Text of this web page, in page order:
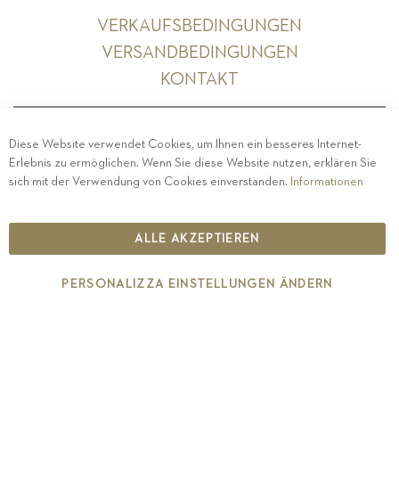
VERKAUFSBEDINGUNGEN
VERSANDBEDINGUNGEN
KONTAKT
PRIVACY-IMPRESSUM- COOKIE POLICY-
ETHISCHER KODEX
IT00126670215
Diese Website verwendet Cookies, um Ihnen ein besseres Internet-
Erlebnis zu ermöglichen. Wenn Sie diese Website nutzen, erklären Sie
sich mit der Verwendung von Cookies einverstanden. Informationen
ALLE AKZEPTIEREN
PERSONALIZZA EINSTELLUNGEN ÄNDERN